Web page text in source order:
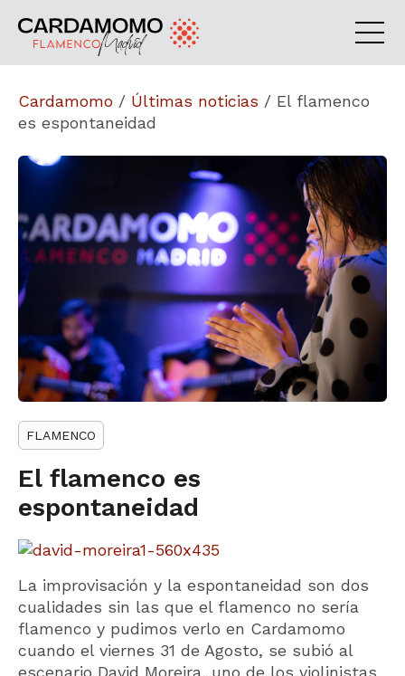
Cardamomo / Últimas noticias / El flamenco
es espontaneidad
FLAMENCO
El flamenco es
espontaneidad
La improvisación y la espontaneidad son dos
cualidades sin las que el flamenco no sería
flamenco y pudimos verlo en Cardamomo
cuando el viernes 31 de Agosto, se subió al
escenario David Moreira, uno de los violinistas